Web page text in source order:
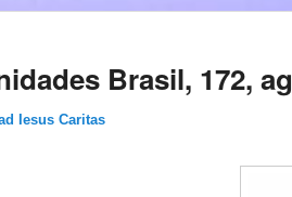
Brasil, 172,
Iesus Caritas